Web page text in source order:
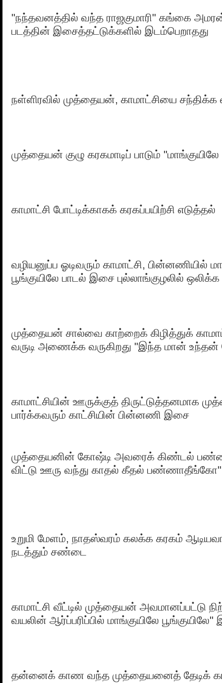
"நந்தவனத்தில் வந்த ராஜகுமாரி" கங்கை
படத்தின் இசைத்தட்டுக்களில் இடம்பெறாதது
நள்ளிரவில் முத்தையன், காமாட்சியை சந்திக்க
முத்தையன் குழு கரகமாடிப் பாடும் "மாங்குயிலே
காமாட்சி போட்டிக்காகக் கரகப்பயிற்சி எடுத்தல்
வழியனுப்ப ஓடிவரும் காமாட்சி, பின்னணியில்
பூங்குயிலே பாடல் இசை புல்லாங்குழலில் ஒலிக்க
முத்தையன் சால்வை காற்றைக் கிழித்துக்
வருடி அணைக்க வருகிறது "இந்த மான்
காமாட்சியின் ஊருக்குத் திருட்டுத்தனமாக
பார்க்கவரும் காட்சியின் பின்னணி இசை
முத்தையனின் கோஷ்டி அவரைக் கிண்டல்
விட்டு ஊரு வந்து காதல் கீதல் பண்ணாதீங்கோ"
உறுமி மேளம், நாதஸ்வரம் கலக்க கரகம்
நடத்தும் சண்டை
காமாட்சி வீட்டில் முத்தையன் அவமானப்பட்டு
வயலின் ஆர்ப்பரிப்பில் மாங்குயிலே
தன்னைக் காண வந்த முத்தையனைத் தேடிக்